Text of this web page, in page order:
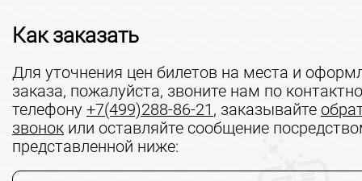
Как заказать
Для уточнения цен билетов на места и
заказа, пожалуйста, звоните нам по
телефону +7(499)288-86-21 , заказывайте
звонок или оставляйте сообщение
представленной ниже: